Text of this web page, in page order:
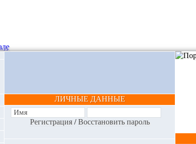
ЛИЧНЫЕ ДАННЫЕ
Регистрация/Восстановить пароль